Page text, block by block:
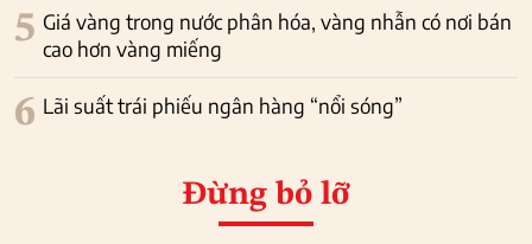
5 Giá vàng trong nước phân hóa, vàng nhẫn có nơi bán
cao hơn vàng miếng
6 Lãi suất trái phiếu ngân hàng “nổi sóng”
Đừng bỏ lỡ